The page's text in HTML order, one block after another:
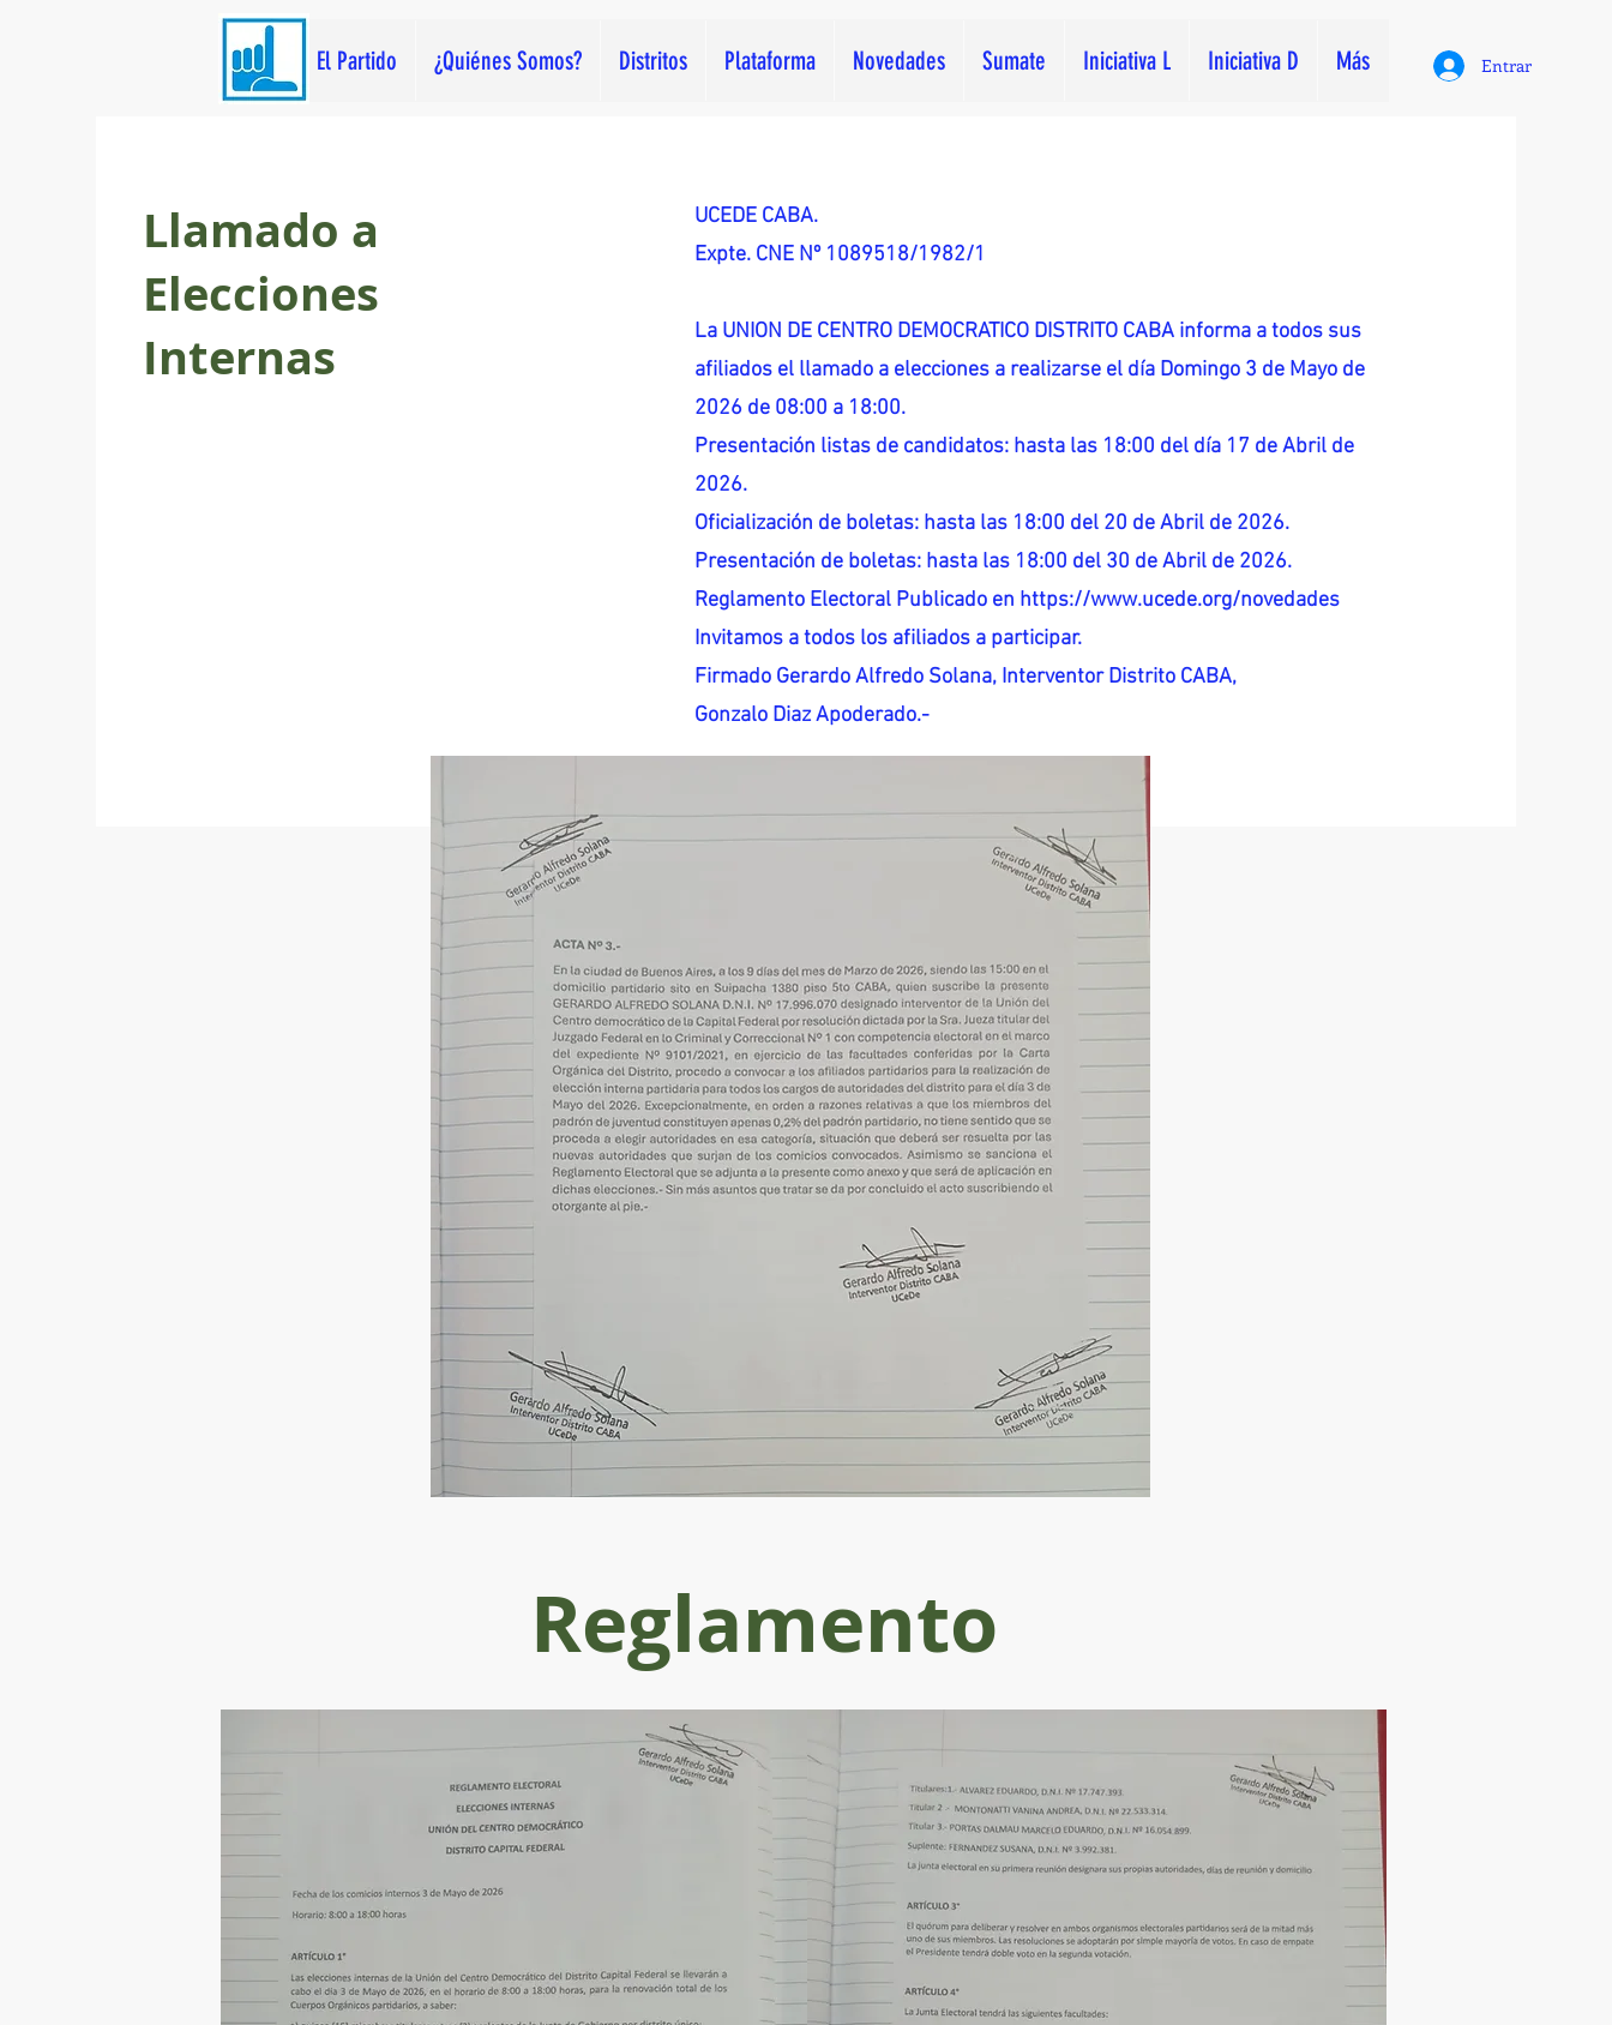
El Partido ¿Quiénes Somos? Distritos Plataforma Novedades Sumate Iniciativa L Iniciativa D Más Entrar
Llamado a
Elecciones
Internas
UCEDE CABA.
Expte. CNE Nº 1089518/1982/1
La UNION DE CENTRO DEMOCRATICO DISTRITO CABA informa a todos sus
afiliados el llamado a elecciones a realizarse el día Domingo 3 de Mayo de
2026 de 08:00 a 18:00.
Presentación listas de candidatos: hasta las 18:00 del día 17 de Abril de
2026.
Oficialización de boletas: hasta las 18:00 del 20 de Abril de 2026.
Presentación de boletas: hasta las 18:00 del 30 de Abril de 2026.
Reglamento Electoral Publicado en https://www.ucede.org/novedades
Invitamos a todos los afiliados a participar.
Firmado Gerardo Alfredo Solana, Interventor Distrito CABA,
Gonzalo Diaz Apoderado.-
Reglamento